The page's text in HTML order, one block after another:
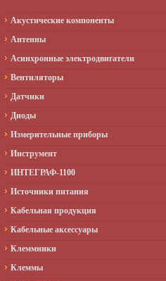
Акустические компоненты
Антенны
Асинхронные электродвигатели
Вентиляторы
Датчики
Диоды
Измерительные приборы
Инструмент
ИНТЕГРАФ-1100
Источники питания
Кабельная продукция
Кабельные аксессуары
Клеммники
Клеммы